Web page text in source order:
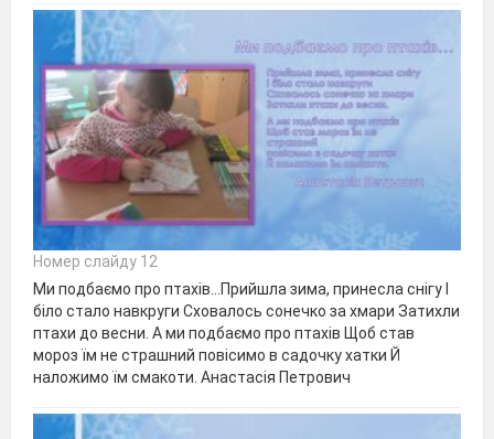
Номер слайду 12
Ми подбаємо про птахів…Прийшла зима, принесла снігу І
біло стало навкруги Сховалось сонечко за хмари Затихли
птахи до весни. А ми подбаємо про птахів Щоб став
мороз їм не страшний повісимо в садочку хатки Й
наложимо їм смакоти. Анастасія Петрович